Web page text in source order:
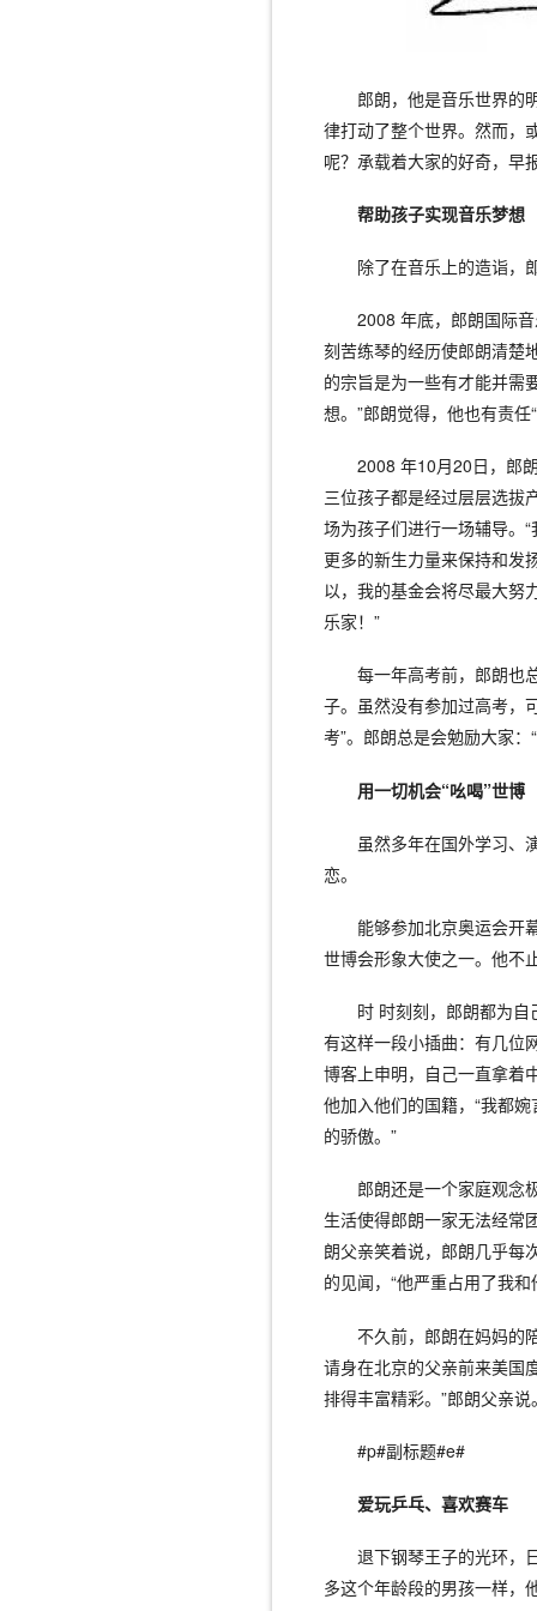
郎朗，他是音乐世界的
律打动了整个世界。然而，
呢？承载着大家的好奇，早
帮助孩子实现音乐梦想
除了在音乐上的造诣，
2008 年底，郎朗国际
刻苦练琴的经历使郎朗清楚
的宗旨是为一些有才能并需
想。”郎朗觉得，他也有责任
2008 年10月20日，郎
三位孩子都是经过层层选拔
场为孩子们进行一场辅导。
更多的新生力量来保持和发
以，我的基金会将尽最大努
乐家！”
每一年高考前，郎朗也
子。虽然没有参加过高考，
考”。郎朗总是会勉励大家
用一切机会“吆喝”世博
虽然多年在国外学习、
恋。
能够参加北京奥运会开
世博会形象大使之一。他不
时 时刻刻，郎朗都为
有这样一段小插曲：有几位
博客上申明，自己一直拿着
他加入他们的国籍，“我都
的骄傲。”
郎朗还是一个家庭观念
生活使得郎朗一家无法经常
朗父亲笑着说，郎朗几乎每
的见闻，“他严重占用了我
不久前，郎朗在妈妈的
请身在北京的父亲前来美国
排得丰富精彩。”郎朗父亲说
#p#副标题#e#
爱玩乒乓、喜欢赛车
退下钢琴王子的光环，
多这个年龄段的男孩一样，